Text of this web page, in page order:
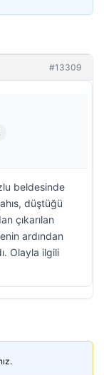
#13309
beldesinde
düştüğü
çıkarılan
ardından
Olayla ilgili